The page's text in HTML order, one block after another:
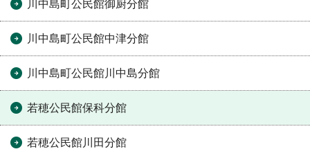
川中島町公民館御厨分館
川中島町公民館中津分館
川中島町公民館川中島分館
若穂公民館保科分館
若穂公民館川田分館